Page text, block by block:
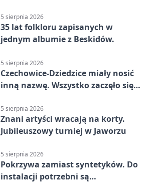
w Dankowicach
5 sierpnia 2026
35 lat folkloru zapisanych w
jednym albumie z Beskidów.
5 sierpnia 2026
Czechowice-Dziedzice miały nosić
inną nazwę. Wszystko zaczęło się
5 sierpnia 2026
Znani artyści wracają na korty.
Jubileuszowy turniej w Jaworzu
5 sierpnia 2026
Pokrzywa zamiast syntetyków. Do
instalacji potrzebni są